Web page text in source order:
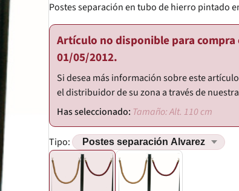
Postes separación en tubo de hierro pintado
Artículo no disponible para
01/05/2012.
Si desea más información sobre este
el distribuidor de su zona a través de nuestra
Tamaño: Alt. 110 cm
Tipo: